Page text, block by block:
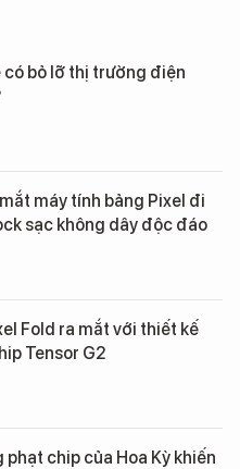
có bỏ lỡ thị trường điện
máy tính bảng Pixel đi
sạc không dây độc đáo
Fold ra mắt với thiết kế
Tensor G2
phạt chip của Hoa Kỳ khiến